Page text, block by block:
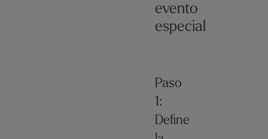
evento
especial
Paso
1:
Define